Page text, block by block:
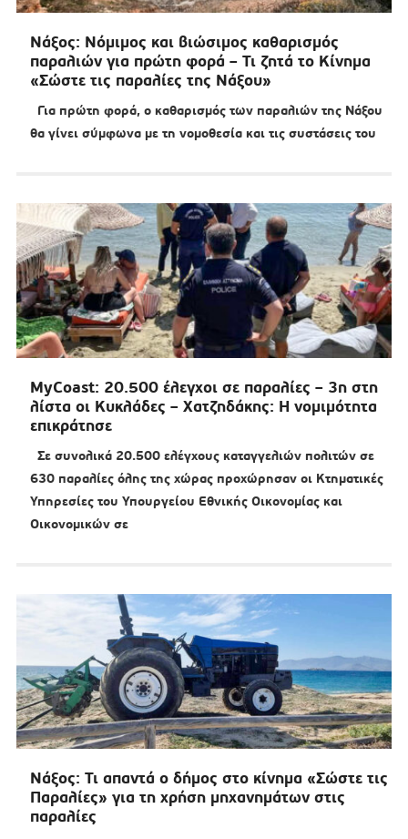
Νάξος: Νόμιμος και βιώσιμος καθαρισμός
παραλιών για πρώτη φορά – Τι ζητά το Κίνημα
«Σώστε τις παραλίες της Νάξου»
Για πρώτη φορά, ο καθαρισμός των παραλιών της Νάξου
θα γίνει σύμφωνα με τη νομοθεσία και τις συστάσεις του
MyCoast: 20.500 έλεγχοι σε παραλίες – 3η στη
λίστα οι Κυκλάδες – Χατζηδάκης: Η νομιμότητα
επικράτησε
Σε συνολικά 20.500 ελέγχους καταγγελιών πολιτών σε
630 παραλίες όλης της χώρας προχώρησαν οι Κτηματικές
Υπηρεσίες του Υπουργείου Εθνικής Οικονομίας και
Οικονομικών σε
Νάξος: Τι απαντά ο δήμος στο κίνημα «Σώστε τις
Παραλίες» για τη χρήση μηχανημάτων στις
παραλίες